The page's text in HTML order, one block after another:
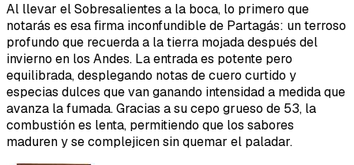
Al llevar el Sobresalientes a la boca, lo primero que
notarás es esa firma inconfundible de Partagás: un terroso
profundo que recuerda a la tierra mojada después del
invierno en los Andes. La entrada es potente pero
equilibrada, desplegando notas de cuero curtido y
especias dulces que van ganando intensidad a medida que
avanza la fumada. Gracias a su cepo grueso de 53, la
combustión es lenta, permitiendo que los sabores
maduren y se complejicen sin quemar el paladar.